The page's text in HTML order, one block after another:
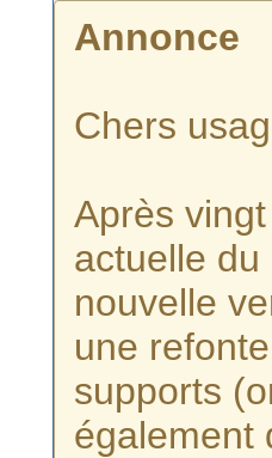
Annonce
Chers
Après
actuelle
nouvelle
une
supports
également